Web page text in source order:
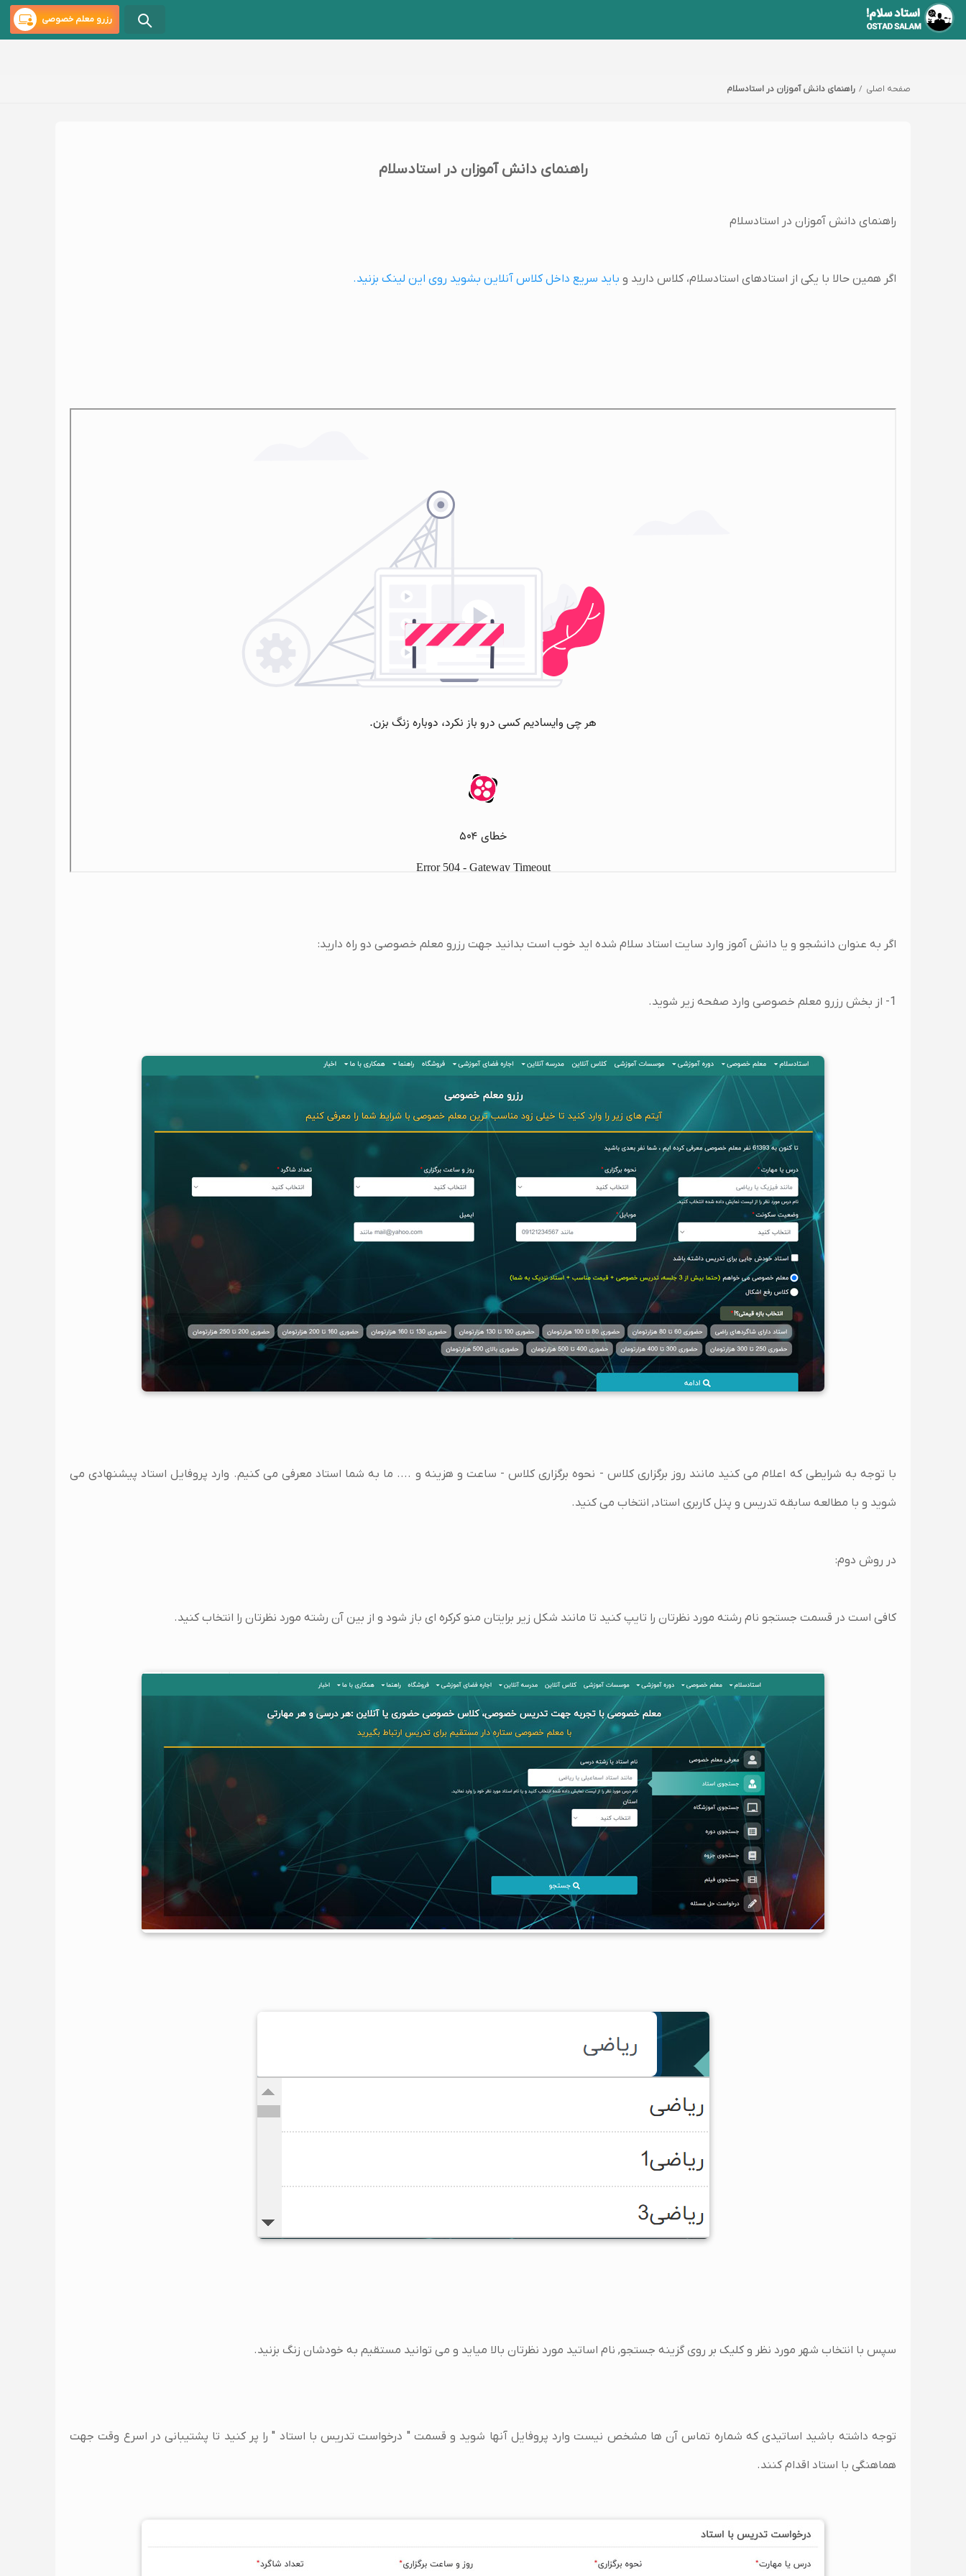
رزرو معلم خصوصی
صفحه اصلی راهنمای دانش آموزان در استادسلام
راهنمای دانش آموزان در استادسلام
راهنمای دانش آموزان در استادسلام
اگر همین حالا با یکی از استادهای استادسلام، کلاس دارید و باید سریع داخل کلاس آنلاین بشوید روی این لینک بزنید.
اگر به عنوان دانشجو و یا دانش آموز وارد سایت استاد سلام شده اید خوب است بدانید جهت رزرو معلم خصوصی دو راه دارید:
1- از بخش رزرو معلم خصوصی وارد صفحه زیر شوید.
با توجه به شرایطی که اعلام می کنید مانند روز برگزاری کلاس - نحوه برگزاری کلاس - ساعت و هزینه و .... ما به شما استاد معرفی می کنیم. وارد پروفایل استاد پیشنهادی می
شوید و با مطالعه سابقه تدریس و پنل کاربری استاد, انتخاب می کنید.
در روش دوم:
کافی است در قسمت جستجو نام رشته مورد نظرتان را تایپ کنید تا مانند شکل زیر برایتان منو کرکره ای باز شود و از بین آن رشته مورد نظرتان را انتخاب کنید.
سپس با انتخاب شهر مورد نظر و کلیک بر روی گزینه جستجو, نام اساتید مورد نظرتان بالا میاید و می توانید مستقیم به خودشان زنگ بزنید.
توجه داشته باشید اساتیدی که شماره تماس آن ها مشخص نیست وارد پروفایل آنها شوید و قسمت " درخواست تدریس با استاد " را پر کنید تا پشتیبانی در اسرع وقت جهت
هماهنگی با استاد اقدام کنند.